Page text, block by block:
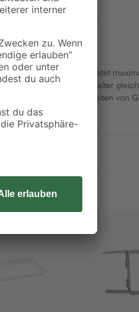
'Typ U' universal bietet
Dieser Blumenkastenhalter
unterschiedliche Breiten von